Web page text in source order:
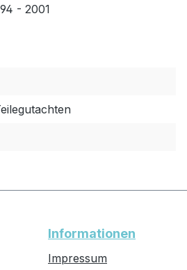
- 2001
Informationen
Impressum